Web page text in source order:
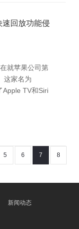
回放功能侵
就苹果公司第
这家名为
Apple TV和Siri
5 6 7 8
新闻动态